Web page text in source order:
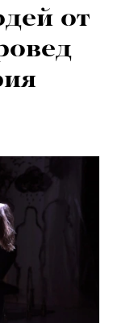
от